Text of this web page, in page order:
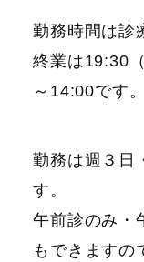
勤務時間は診
終業は19:30
～14:00です。
勤務は週３日
す。
午前診のみ・
もできますの